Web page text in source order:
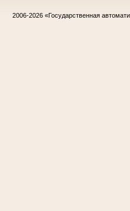
2006-2026 «Государственная